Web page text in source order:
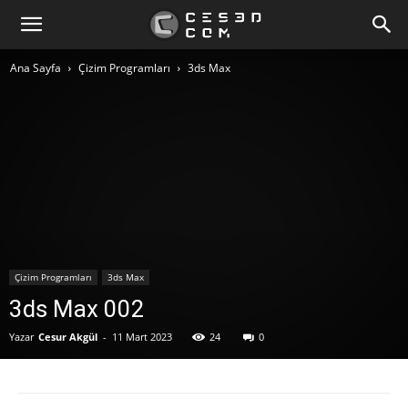
Ana Sayfa Çizim Programları 3ds Max
Çizim Programları 3ds Max
3ds Max 002
Yazar Cesur Akgül - 11 Mart 2023 24 0